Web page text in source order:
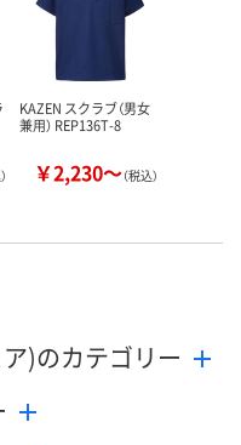
カゴへ
KAZEN スクラブ（男女
兼用） REP136T-8
￥2,230～（税込）
)のカテゴリー